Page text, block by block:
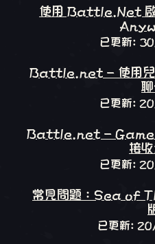
使用 Battle.Net
已更新:
Battle.net - 使用兒
已更新:
Battle.net - Game
接
已更新:
常見問題：Sea
已更新: